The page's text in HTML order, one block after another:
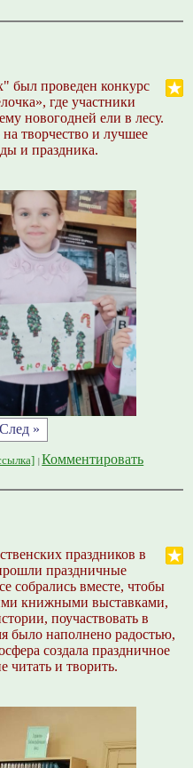
был проведен конкурс
где участники
новогодней ели в лесу.
творчество и лучшее
и праздника.
След »
Комментировать
праздников в
праздничные
собрались вместе, чтобы
книжными выставками,
поучаствовать в
было наполнено радостью,
создала праздничное
читать и творить.